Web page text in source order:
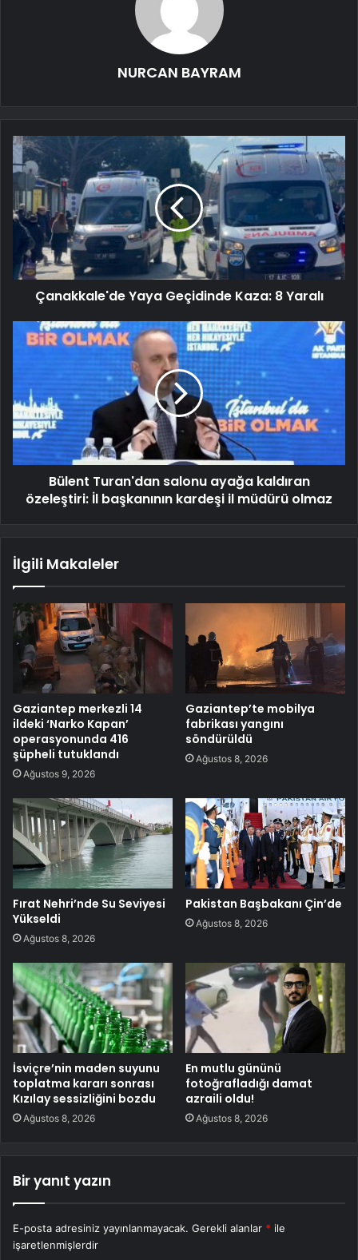
NURCAN BAYRAM
Çanakkale'de Yaya Geçidinde Kaza: 8 Yaralı
Bülent Turan'dan salonu ayağa kaldıran
özeleştiri: İl başkanının kardeşi il müdürü olmaz
İlgili Makaleler
Gaziantep merkezli 14
ildeki ‘Narko Kapan’
operasyonunda 416
şüpheli tutuklandı
Ağustos 9, 2026
Gaziantep’te mobilya
fabrikası yangını
söndürüldü
Ağustos 8, 2026
Fırat Nehri’nde Su Seviyesi
Yükseldi
Ağustos 8, 2026
Pakistan Başbakanı Çin’de
Ağustos 8, 2026
İsviçre’nin maden suyunu
toplatma kararı sonrası
Kızılay sessizliğini bozdu
Ağustos 8, 2026
En mutlu gününü
fotoğrafladığı damat
azraili oldu!
Ağustos 8, 2026
Bir yanıt yazın
E-posta adresiniz yayınlanmayacak. Gerekli alanlar * ile
işaretlenmişlerdir